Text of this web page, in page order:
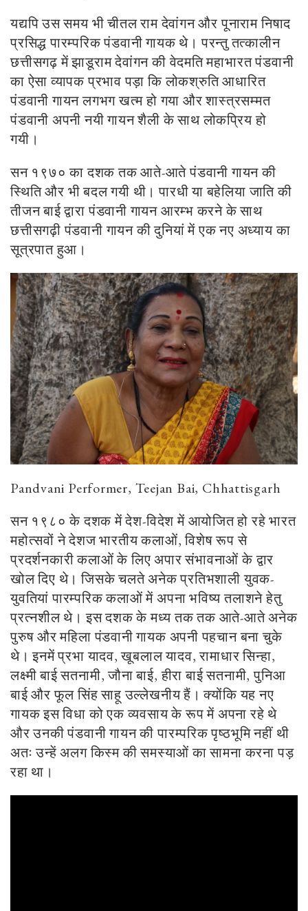
यद्यपि उस समय भी चीतल राम देवांगन और पूनाराम निषाद
प्रसिद्ध पारम्परिक पंडवानी गायक थे। परन्तु तत्कालीन
छत्तीसगढ़ में झाडूराम देवांगन की वेदमति महाभारत पंडवानी
का ऐसा व्यापक प्रभाव पड़ा कि लोकश्रुति आधारित
पंडवानी गायन लगभग खत्म हो गया और शास्त्रसम्मत
पंडवानी अपनी नयी गायन शैली के साथ लोकप्रिय हो
गयी।
सन १९७० का दशक तक आते-आते पंडवानी गायन की
स्थिति और भी बदल गयी थी। पारधी या बहेलिया जाति की
तीजन बाई द्वारा पंडवानी गायन आरम्भ करने के साथ
छत्तीसगढ़ी पंडवानी गायन की दुनियां में एक नए अध्याय का
सूत्रपात हुआ।
Pandvani Performer, Teejan Bai, Chhattisgarh
सन १९८० के दशक में देश-विदेश में आयोजित हो रहे भारत
महोत्सवों ने देशज भारतीय कलाओं, विशेष रूप से
प्रदर्शनकारी कलाओं के लिए अपार संभावनाओं के द्वार
खोल दिए थे। जिसके चलते अनेक प्रतिभशाली युवक-
युवतियां पारम्परिक कलाओं में अपना भविष्य तलाशने हेतु
प्रत्नशील थे। इस दशक के मध्य तक तक आते-आते अनेक
पुरुष और महिला पंडवानी गायक अपनी पहचान बना चुके
थे। इनमें प्रभा यादव, खूबलाल यादव, रामाधार सिन्हा,
लक्ष्मी बाई सतनामी, जौना बाई, हीरा बाई सतनामी, पुनिआ
बाई और फूल सिंह साहू उल्लेखनीय हैं। क्योंकि यह नए
गायक इस विधा को एक व्यवसाय के रूप में अपना रहे थे
और उनकी पंडवानी गायन की पारम्परिक पृष्ठभूमि नहीं थी
अतः उन्हें अलग किस्म की समस्याओं का सामना करना पड़
रहा था।